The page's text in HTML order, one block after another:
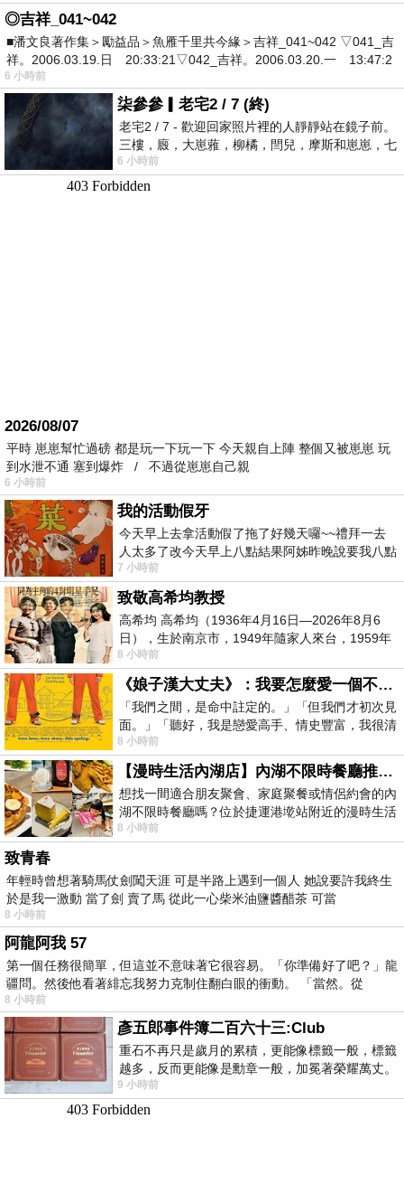
◎吉祥_041~042
■潘文良著作集＞勵益品＞魚雁千里共今緣＞吉祥_041~042 ▽041_吉
祥。2006.03.19.日 20:33:21▽042_吉祥。2006.03.20.一 13:47:2
6 小時前
柒參參▎老宅2 / 7 (終)
老宅2 / 7 - 歡迎回家照片裡的人靜靜站在鏡子前。
三樓，廄，大崽蕥，柳橘，閆兒，摩斯和崽崽，七
個人整整齊齊地站在鏡框之外，如同
6 小時前
2026/08/07
平時 崽崽幫忙過磅 都是玩一下玩一下 今天親自上陣 整個又被崽崽 玩
到水泄不通 塞到爆炸 / 不過從崽崽自己親
6 小時前
我的活動假牙
今天早上去拿活動假了拖了好幾天囉~~禮拜一去
人太多了改今天早上八點結果阿姊昨晚說要我八點
去西螺農會~回到莿桐都8點半多了
7 小時前
致敬高希均教授
高希均 高希均（1936年4月16日—2026年8月6
日），生於南京市，1949年隨家人來台，1959年
赴美深造並取得經濟發展博士學位。曾任
8 小時前
《娘子漢大丈夫》：我要怎麼愛一個不存在的人？
「我們之間，是命中註定的。」「但我們才初次見
面。」「聽好，我是戀愛高手、情史豐富，我很清
楚這種感覺，你我之間的那種感覺，現
8 小時前
【漫時生活內湖店】內湖不限時餐廳推薦｜捷運港墘站美食，聚餐、約會、家庭聚會首選，正餐甜點一次滿足
想找一間適合朋友聚會、家庭聚餐或情侶約會的內
湖不限時餐廳嗎？位於捷運港墘站附近的漫時生活
內湖店，從捷運站步行約4分鐘即可抵
8 小時前
致青春
年輕時曾想著騎馬仗劍闖天涯 可是半路上遇到一個人 她說要許我終生
於是我一激動 當了劍 賣了馬 從此一心柴米油鹽醬醋茶 可當
8 小時前
阿龍阿我 57
第一個任務很簡單，但這並不意味著它很容易。「你準備好了吧？」龍
疆問。然後他看著緋忘我努力克制住翻白眼的衝動。 「當然。從
8 小時前
彥五郎事件簿二百六十三:Club
重石不再只是歲月的累積，更能像標籤一般，標籤
越多，反而更能像是勳章一般，加冕著榮耀萬丈。
習慣一如縱容，成了再難輕輕放下的罪證
9 小時前